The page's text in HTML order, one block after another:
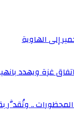
إلى الهاوية
غزة ويهدد
المحظورات .. وتُقدَّر